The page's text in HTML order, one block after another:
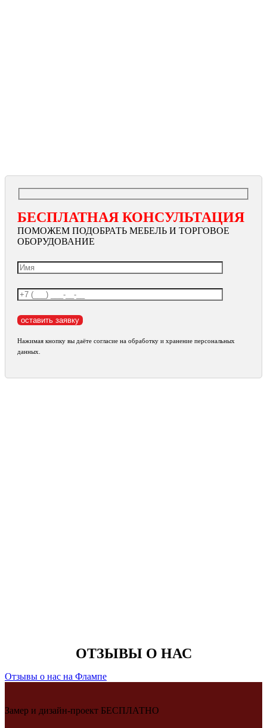
БЕСПЛАТНАЯ КОНСУЛЬТАЦИЯ
ПОМОЖЕМ ПОДОБРАТЬ МЕБЕЛЬ И ТОРГОВОЕ
ОБОРУДОВАНИЕ
Нажимая кнопку вы даёте согласие на обработку и хранение персональных
данных.
ОТЗЫВЫ О НАС
Отзывы о нас на Флампе
Замер и дизайн-проект БЕСПЛАТНО